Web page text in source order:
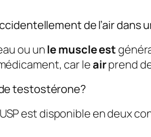
de l’air dans
ou unle muscle est
car leairprend
testostérone?
est disponible en deux